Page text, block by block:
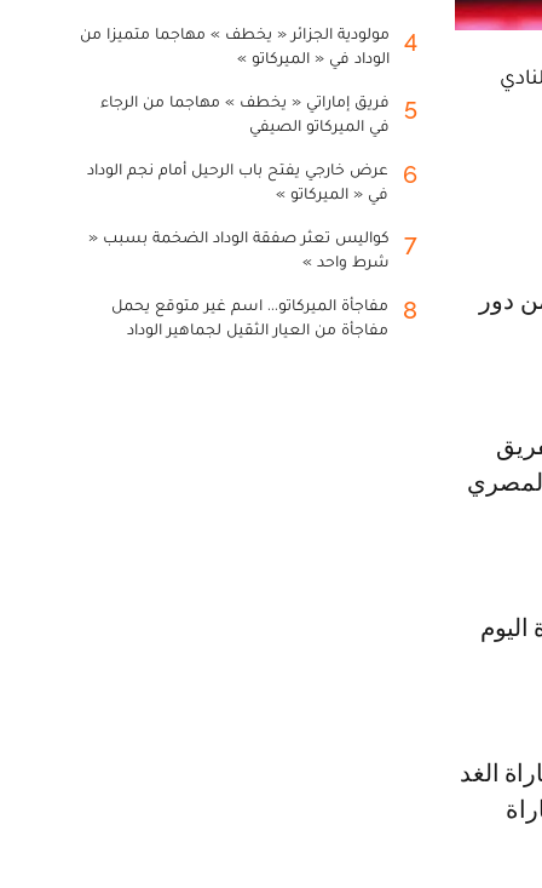
اليوم
الغد
4
مولودية الجزائر « يخطف » مهاجما متميزا من
الوداد في « الميركاتو »
5
فريق إماراتي « يخطف » مهاجما من الرجاء
في الميركاتو الصيفي
6
عرض خارجي يفتح باب الرحيل أمام نجم الوداد
في « الميركاتو »
7
كواليس تعثر صفقة الوداد الضخمة بسبب «
شرط واحد »
8
مفاجأة الميركاتو... اسم غير متوقع يحمل
مفاجأة من العيار الثقيل لجماهير الوداد